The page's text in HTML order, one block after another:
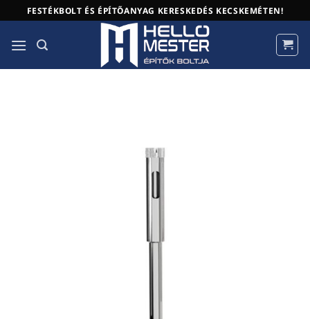
to
content
FESTÉKBOLT ÉS ÉPÍTŐANYAG KERESKEDÉS KECSKEMÉTEN!